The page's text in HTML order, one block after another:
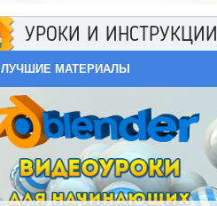
УРОКИ И ИНСТРУКЦИИ
ЛУЧШИЕ МАТЕРИАЛЫ